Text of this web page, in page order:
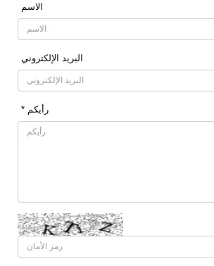
الاسم
البرید الإلکتروني
* رأیکم